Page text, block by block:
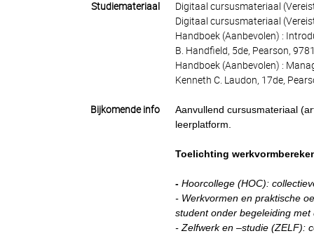
Studiemateriaal
Digitaal cursusmateriaal
Digitaal cursusmateriaal
Handboek (Aanbevolen) :
B. Handfield, 5de, Pearson,
Handboek (Aanbevolen) :
Kenneth C. Laudon, 17de,
Bijkomende info
Aanvullend cursusmateriaal
leerplatform.
Toelichting
- Hoorcollege (HOC):
- Werkvormen en praktische
student onder begeleiding
- Zelfwerk en –studie (ZELF):